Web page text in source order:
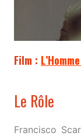
Film :
Le Rôle
Francisco